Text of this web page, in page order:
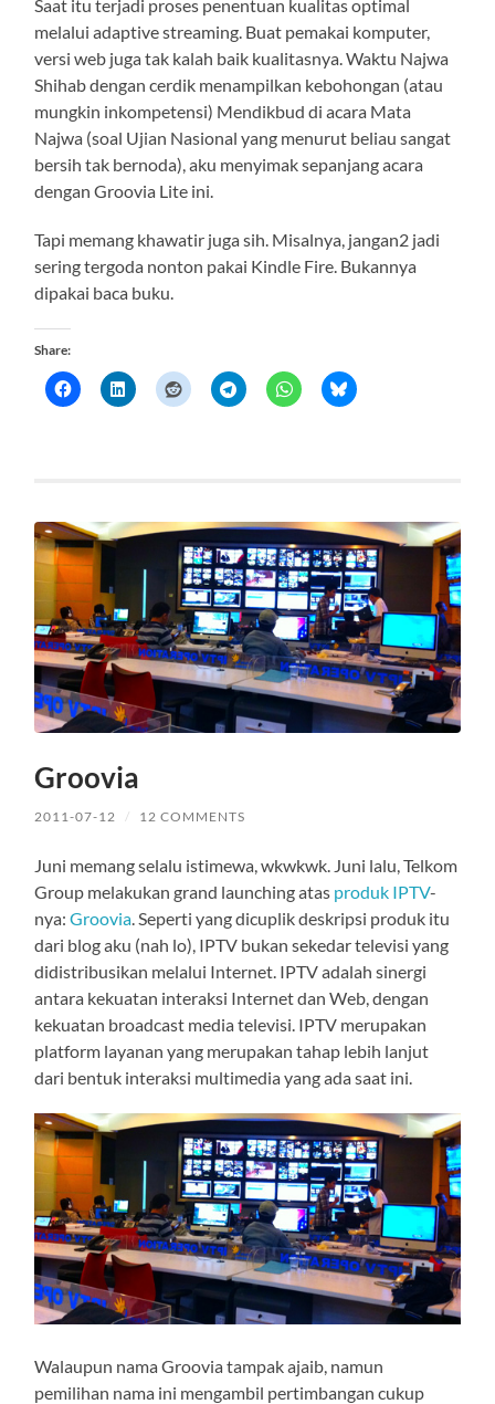
Saat itu terjadi proses penentuan kualitas optimal
melalui adaptive streaming. Buat pemakai komputer,
versi web juga tak kalah baik kualitasnya. Waktu Najwa
Shihab dengan cerdik menampilkan kebohongan (atau
mungkin inkompetensi) Mendikbud di acara Mata
Najwa (soal Ujian Nasional yang menurut beliau sangat
bersih tak bernoda), aku menyimak sepanjang acara
dengan Groovia Lite ini.
Tapi memang khawatir juga sih. Misalnya, jangan2 jadi
sering tergoda nonton pakai Kindle Fire. Bukannya
dipakai baca buku.
Share:
Groovia
2011-07-12 / 12 COMMENTS
Juni memang selalu istimewa, wkwkwk. Juni lalu, Telkom
Group melakukan grand launching atas produk IPTV-
nya:Groovia . Seperti yang dicuplik deskripsi produk itu
dari blog aku (nah lo), IPTV bukan sekedar televisi yang
didistribusikan melalui Internet. IPTV adalah sinergi
antara kekuatan interaksi Internet dan Web, dengan
kekuatan broadcast media televisi. IPTV merupakan
platform layanan yang merupakan tahap lebih lanjut
dari bentuk interaksi multimedia yang ada saat ini.
Walaupun nama Groovia tampak ajaib, namun
pemilihan nama ini mengambil pertimbangan cukup